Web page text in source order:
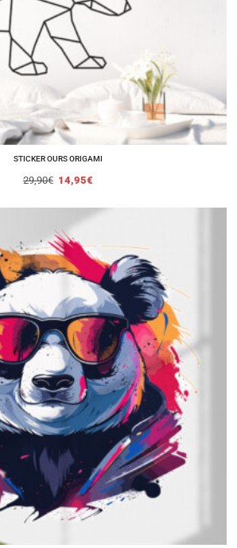
STICKER OURS ORIGAMI
29,90€ 14,95€